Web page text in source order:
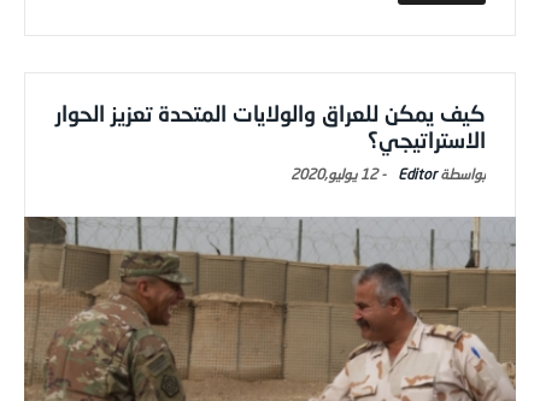
كيف يمكن للعراق والولايات المتحدة تعزيز الحوار
الاستراتيجي؟
Editor
-12 يوليو,2020